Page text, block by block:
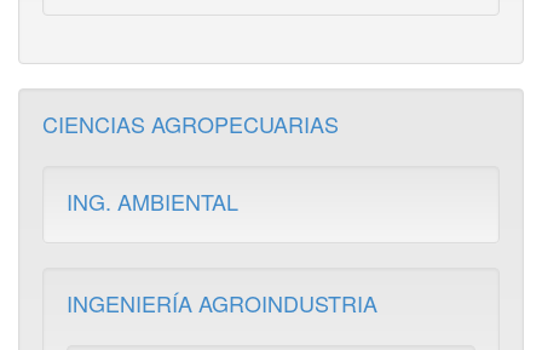
CIENCIAS AGROPECUARIAS
ING. AMBIENTAL
INGENIERÍA AGROINDUSTRIA